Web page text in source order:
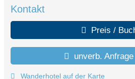
Kontakt
Preis /
unverb.
Wanderhotel auf der Karte